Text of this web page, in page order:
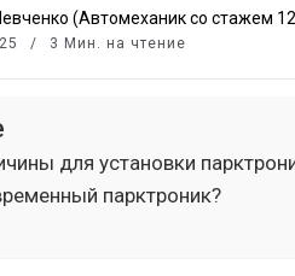
(Автомеханик со стажем
3 Мин. на чтение
для установки
парктроник?